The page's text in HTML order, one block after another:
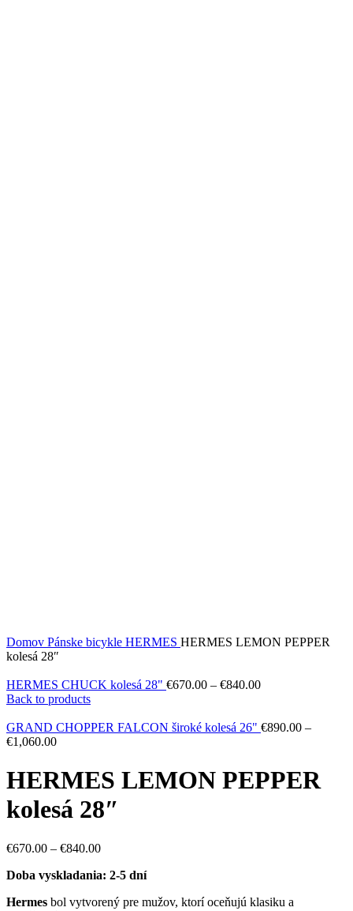
Domov Pánske bicykle HERMES HERMES LEMON PEPPER
kolesá 28″
HERMES CHUCK kolesá 28" €670.00 – €840.00
Back to products
GRAND CHOPPER FALCON široké kolesá 26" €890.00 –
€1,060.00
HERMES LEMON PEPPER
kolesá 28″
€670.00 – €840.00
Doba vyskladania: 2-5 dní
Hermes bol vytvorený pre mužov, ktorí oceňujú klasiku a